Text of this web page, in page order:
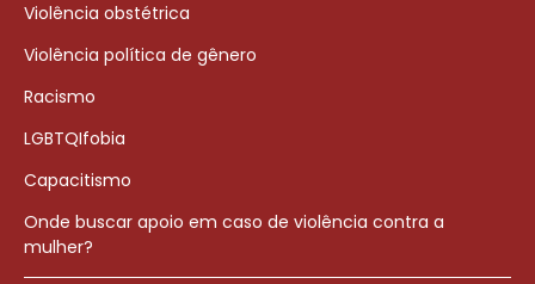
Violência obstétrica
Violência política de gênero
Racismo
LGBTQIfobia
Capacitismo
Onde buscar apoio em caso de violência contra a
mulher?